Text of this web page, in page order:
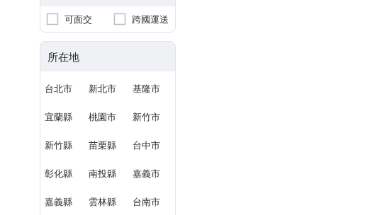
可面交 跨國運送
所在地
台北市 新北市 基隆市
宜蘭縣 桃園市 新竹市
新竹縣 苗栗縣 台中市
彰化縣 南投縣 嘉義市
嘉義縣 雲林縣 台南市